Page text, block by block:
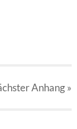
Anhang»